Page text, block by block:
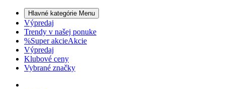
Hlavné kategórie Menu
Výpredaj
Trendy v našej ponuke
%Super akcieAkcie
Výpredaj
Klubové ceny
Vybrané značky